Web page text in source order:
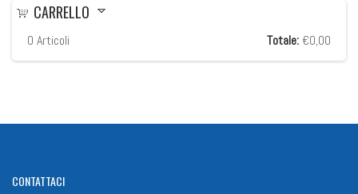
CARRELLO
0 Articoli Totale: €0,00
CONTATTACI